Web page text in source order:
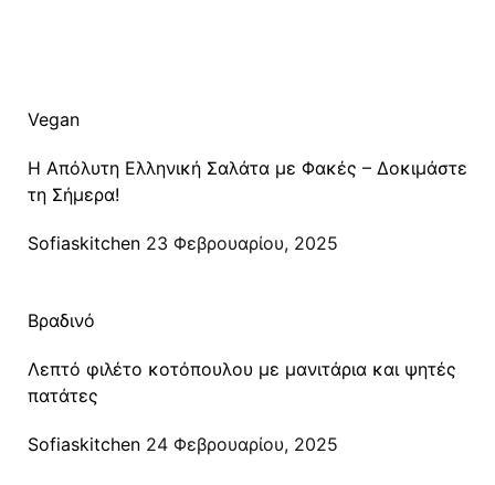
Vegan
Η Απόλυτη Ελληνική Σαλάτα με Φακές – Δοκιμάστε
τη Σήμερα!
Posted
Sofiaskitchen 23 Φεβρουαρίου, 2025
Βραδινό
Λεπτό φιλέτο κοτόπουλου με μανιτάρια και ψητές
πατάτες
Posted
Sofiaskitchen 24 Φεβρουαρίου, 2025